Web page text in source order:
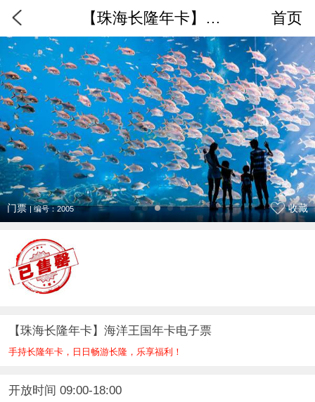
【珠海长隆年卡】海洋王国年卡电子票 首页
门票 | 编号：2005 收藏
【珠海长隆年卡】海洋王国年卡电子票
手持长隆年卡，日日畅游长隆，乐享福利！
开放时间 09:00-18:00